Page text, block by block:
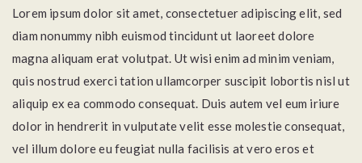
Lorem ipsum dolor sit amet, consectetuer adipiscing elit, sed
diam nonummy nibh euismod tincidunt ut laoreet dolore
magna aliquam erat volutpat. Ut wisi enim ad minim veniam,
quis nostrud exerci tation ullamcorper suscipit lobortis nisl ut
aliquip ex ea commodo consequat. Duis autem vel eum iriure
dolor in hendrerit in vulputate velit esse molestie consequat,
vel illum dolore eu feugiat nulla facilisis at vero eros et